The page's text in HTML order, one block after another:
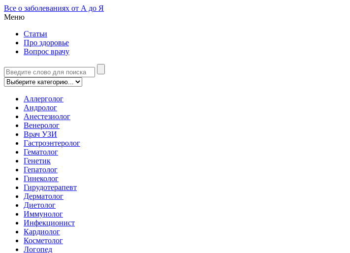
Все о заболеваниях от А до Я
Меню
Статьи
Про здоровье
Вопрос врачу
Аллерголог
Андролог
Анестезиолог
Венеролог
Врач УЗИ
Гастроэнтеролог
Гематолог
Генетик
Гепатолог
Гинеколог
Гирудотерапевт
Дерматолог
Диетолог
Иммунолог
Инфекционист
Кардиолог
Косметолог
Логопед